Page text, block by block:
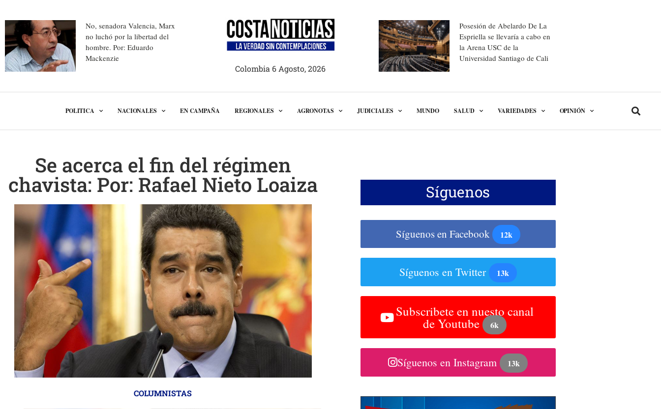
No, senadora Valencia, Marx
no luchó por la libertad del
hombre. Por: Eduardo
Mackenzie
Colombia 6 Agosto, 2026
Posesión de Abelardo De La
Espriella se llevaría a cabo en
la Arena USC de la
Universidad Santiago de Cali
POLITICA NACIONALES EN CAMPAÑA REGIONALES AGRONOTAS JUDICIALES MUNDO SALUD VARIEDADES OPINIÓN
Se acerca el fin del régimen
chavista: Por: Rafael Nieto Loaiza
COLUMNISTAS
Síguenos
Síguenos en Facebook 12k
Síguenos en Twitter 13k
Subscribete en nuesto canal
de Youtube 6k
Síguenos en Instagram 13k